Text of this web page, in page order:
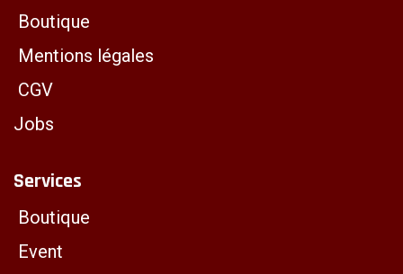
Boutique
Mentions légales
CGV
Jobs
Services
Boutique
Event